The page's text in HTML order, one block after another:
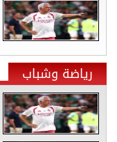
رياضة وشباب